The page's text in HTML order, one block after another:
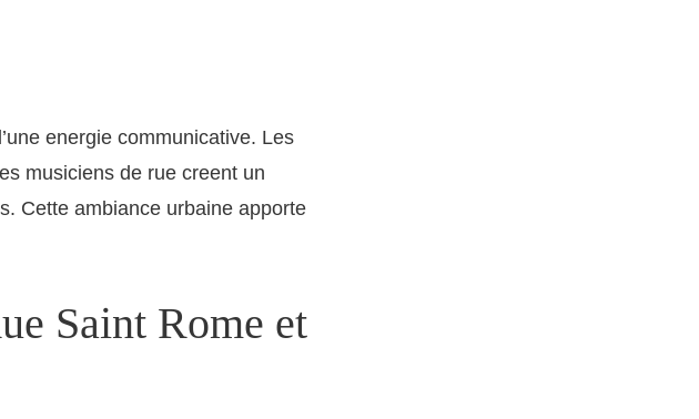
energie communicative. Les
musiciens de rue creent un
Cette ambiance urbaine apporte
Saint Rome et